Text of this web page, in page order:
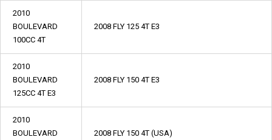
2010
BOULEVARD
100CC 4T
2008 FLY 125 4T E3
2010
BOULEVARD
125CC 4T E3
2008 FLY 150 4T E3
2010
BOULEVARD
2008 FLY 150 4T (USA)